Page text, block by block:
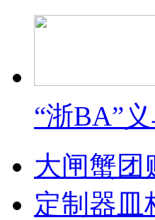
“浙BA”
大闸蟹团
定制器皿